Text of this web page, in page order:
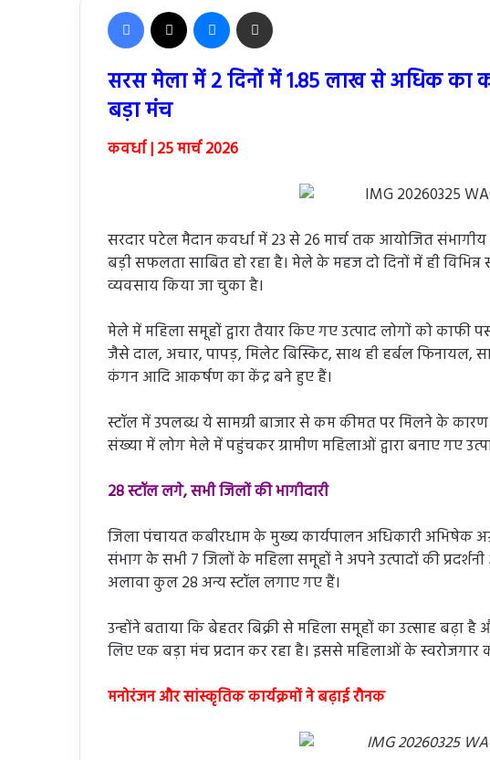
Facebook Messenger
सरस मेला में 2 दिनों में 1.85 लाख से अधिक का
बड़ा मंच
कवर्धा | 25 मार्च 2026
सरदार पटेल मैदान कवर्धा में 23 से 26 मार्च तक आयोजित
बड़ी सफलता साबित हो रहा है। मेले के महज दो दिनों में ही
व्यवसाय किया जा चुका है।
मेले में महिला समूहों द्वारा तैयार किए गए उत्पाद लोगों को काफी
जैसे दाल, अचार, पापड़, मिलेट बिस्किट, साथ ही हर्बल फिनायल,
कंगन आदि आकर्षण का केंद्र बने हुए हैं।
स्टॉल में उपलब्ध ये सामग्री बाजार से कम कीमत पर मिलने के कारण
संख्या में लोग मेले में पहुंचकर ग्रामीण महिलाओं द्वारा बनाए गए
28 स्टॉल लगे, सभी जिलों की भागीदारी
जिला पंचायत कबीरधाम के मुख्य कार्यपालन अधिकारी अभिषेक
संभाग के सभी 7 जिलों के महिला समूहों ने अपने उत्पादों की
अलावा कुल 28 अन्य स्टॉल लगाए गए हैं।
उन्होंने बताया कि बेहतर बिक्री से महिला समूहों का उत्साह
लिए एक बड़ा मंच प्रदान कर रहा है। इससे महिलाओं के स्वरोजगार
मनोरंजन और सांस्कृतिक कार्यक्रमों ने बढ़ाई रौनक